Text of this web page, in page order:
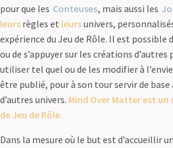
pour que les Conteuses, mais aussi les
leurs règles et leursunivers,
expérience du Jeu de Rôle. Il est possible
ou de s’appuyer sur les créations d’autres
utiliser tel quel ou de les modifier à
être publié, pour à son tour servir de base
d’autres univers. Mind Over Matter est
de Jeu de Rôle.
Dans la mesure où le but est d’accueillir